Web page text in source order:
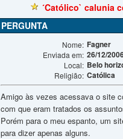
´Católico` calunia
PERGUNTA
Nome: Fagner
Enviada em: 26/12/
Local: Belo
Religião: Católica
Amigo às vezes acessava o site
com que eram tratados os
Porém para o meu espanto, um
para dizer apenas alguns.